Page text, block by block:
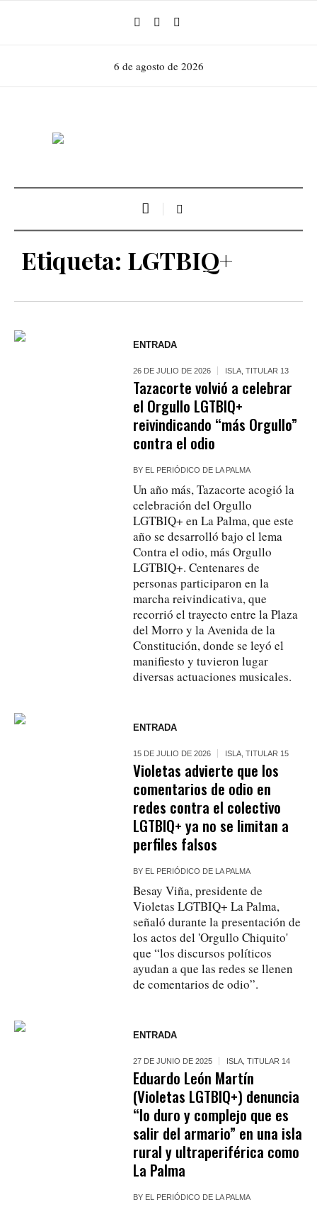
6 de agosto de 2026
Etiqueta: LGTBIQ+
ENTRADA
26 DE JULIO DE 2026 ISLA ,TITULAR 13
Tazacorte volvió a celebrar
el Orgullo LGTBIQ+
reivindicando “más Orgullo”
contra el odio
BY EL PERIÓDICO DE LA PALMA
Un año más, Tazacorte acogió la
celebración del Orgullo
LGTBIQ+ en La Palma, que este
año se desarrolló bajo el lema
Contra el odio, más Orgullo
LGTBIQ+. Centenares de
personas participaron en la
marcha reivindicativa, que
recorrió el trayecto entre la Plaza
del Morro y la Avenida de la
Constitución, donde se leyó el
manifiesto y tuvieron lugar
diversas actuaciones musicales.
ENTRADA
15 DE JULIO DE 2026 ISLA ,TITULAR 15
Violetas advierte que los
comentarios de odio en
redes contra el colectivo
LGTBIQ+ ya no se limitan a
perfiles falsos
BY EL PERIÓDICO DE LA PALMA
Besay Viña, presidente de
Violetas LGTBIQ+ La Palma,
señaló durante la presentación de
los actos del 'Orgullo Chiquito'
que “los discursos políticos
ayudan a que las redes se llenen
de comentarios de odio”.
ENTRADA
27 DE JUNIO DE 2025 ISLA ,TITULAR 14
Eduardo León Martín
(Violetas LGTBIQ+) denuncia
“lo duro y complejo que es
salir del armario” en una isla
rural y ultraperiférica como
La Palma
BY EL PERIÓDICO DE LA PALMA